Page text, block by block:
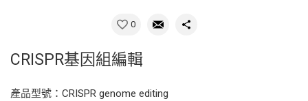
0
CRISPR基因組編輯
產品型號：CRISPR genome editing